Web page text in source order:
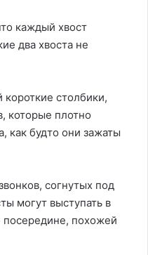
каждый хвост
два хвоста не
столбики,
которые плотно
как будто они зажаты
согнутых под
могут выступать в
посередине, похожей